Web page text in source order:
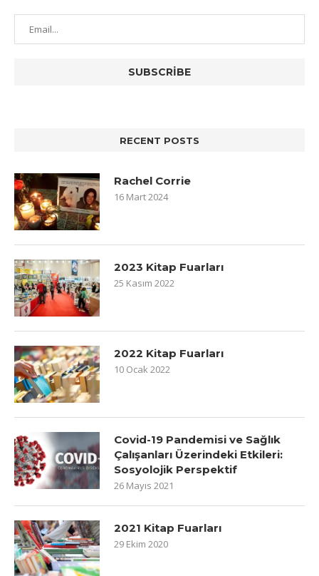
RECENT POSTS
Rachel Corrie
16 Mart 2024
2023 Kitap Fuarları
25 Kasım 2022
2022 Kitap Fuarları
10 Ocak 2022
Covid-19 Pandemisi ve Sağlık
Çalışanları Üzerindeki Etkileri:
Sosyolojik Perspektif
26 Mayıs 2021
2021 Kitap Fuarları
29 Ekim 2020